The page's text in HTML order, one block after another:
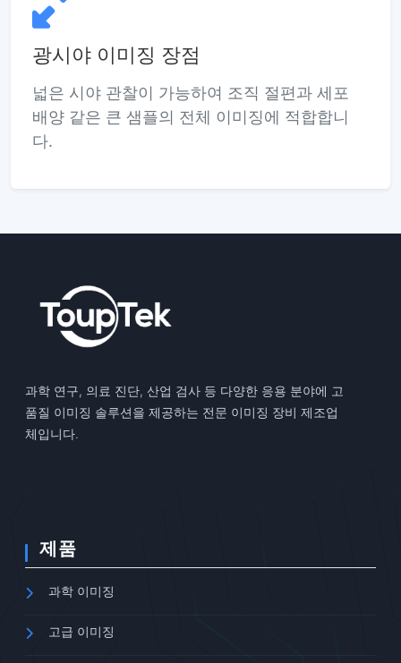
광시야 이미징 장점
넓은 시야 관찰이 가능하여 조직 절편과 세포
배양 같은 큰 샘플의 전체 이미징에 적합합니
다.
과학 연구, 의료 진단, 산업 검사 등 다양한 응용 분야에 고
품질 이미징 솔루션을 제공하는 전문 이미징 장비 제조업
체입니다.
제품
과학 이미징
고급 이미징